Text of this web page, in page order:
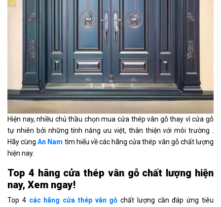
Hiện nay, nhiều chủ thầu chọn mua cửa thép vân gỗ thay vì cửa gỗ
tự nhiên bởi những tính năng ưu việt, thân thiện với môi trường .
Hãy cùngAn Nam tìm hiểu về các hãng cửa thép vân gỗ chất lượng
hiện nay.
Top 4 hãng cửa thép vân gỗ chất lượng hiện
nay, Xem ngay!
Top 4 các hãng cửa thép vân gỗ chất lượng cần đáp ứng tiêu